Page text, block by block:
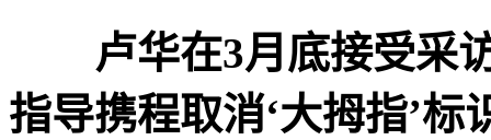
卢华在3月底接受采
指导携程取消‘大拇指’